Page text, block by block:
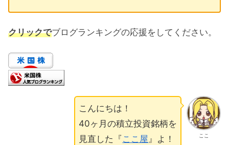
クリックでブログランキングの応援をしてください。
ここ
こんにちは！
40ヶ月の積立投資銘柄を
見直した『 ここ屋』よ！